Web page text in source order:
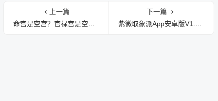
上一篇
命宫是空宫？官禄宫是空宫？财帛宫是空宫？怎么办？
下一篇
紫微取象派App安卓版V1.0.10更新日志